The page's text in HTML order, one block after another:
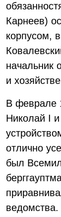
Карнеев)
корпусом,
начальник
и
В феврале
Николай I и
отлично
был
ведомства.